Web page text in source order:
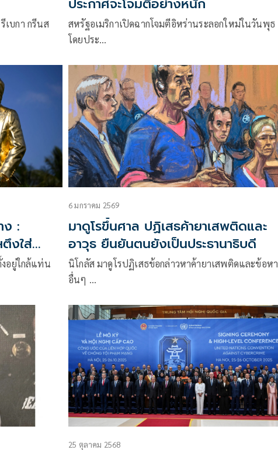
เบกา กรีนส
ประกาศจะโจมตีอย่างหนัก
สหรัฐอเมริกาเปิดฉากโจมตีอิหร่านระลอกใหม่ในวันพุธ
โดยประ…
ง :
งใส่
อยู่ใกล้แท่น
6 มกราคม 2569
มาดูโรขึ้นศาล ปฏิเสธค้ายาเสพติดและ
อาวุธ ยืนยันตนยังเป็นประธานาธิบดี
นิโกลัส มาดูโรปฏิเสธข้อกล่าวหาค้ายาเสพติดและข้อหา
อื่นๆ …
25 ตุลาคม 2568